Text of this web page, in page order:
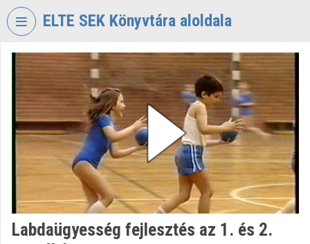
Fejléc kihagyása
ELTE SEK Könyvtára aloldala
VIDEO TORIUM
ELTE
EKL
SAVARIA
KÖNYVTÁR
ÉS
LEVÉLTÁR
Intézményi kezdőlap
Bejelentkezés
Labdaügyesség fejlesztés az 1. és 2.